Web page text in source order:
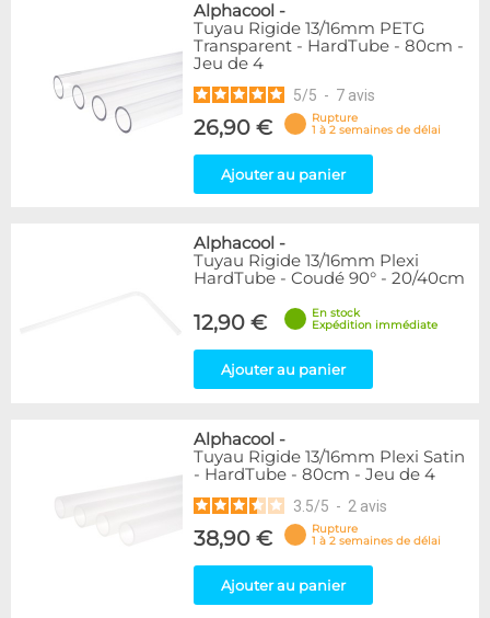
Alphacool -
Tuyau Rigide 13/16mm PETG
Transparent - HardTube - 80cm -
Jeu de 4
5/5 - 7 avis
26,90 €
Rupture
1 à 2 semaines de délai
Ajouter au panier
Alphacool -
Tuyau Rigide 13/16mm Plexi
HardTube - Coudé 90° - 20/40cm
12,90 €
En stock
Expédition immédiate
Ajouter au panier
Alphacool -
Tuyau Rigide 13/16mm Plexi Satin
- HardTube - 80cm - Jeu de 4
3.5/5 - 2 avis
38,90 €
Rupture
1 à 2 semaines de délai
Ajouter au panier